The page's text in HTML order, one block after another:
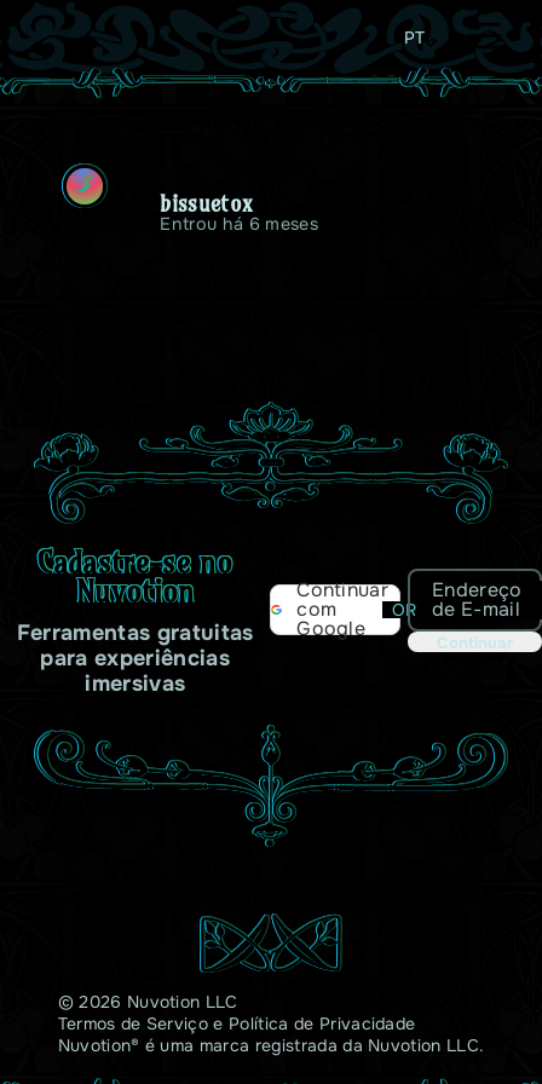
PT
B
bissuetox
Entrou há 6 meses
Cadastre-se no
Nuvotion
Ferramentas gratuitas
para experiências
imersivas
Continuar
com
Google
OR
Endereço
de E-mail
Continuar
© 2026 Nuvotion LLC
Termos de Serviço e Política de Privacidade
Nuvotion® é uma marca registrada da Nuvotion LLC.